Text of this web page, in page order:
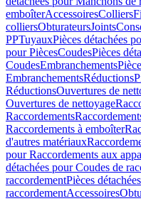
emboîterAccessoiresColliers
colliersObturateursJoints
PPTuyauxPièces détachées
pour PiècesCoudesPièces
CoudesEmbranchements
EmbranchementsRéductions
RéductionsOuvertures de
Ouvertures de nettoyage
Raccordements
Raccordements à emboîter
d'autres matériaux
pour Raccordements aux
détachées pour Coudes de
raccordementPièces
raccordementAccessoires